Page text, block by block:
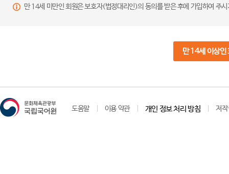
만 14세 미만인 회원은 보호자(법정대리인)의 동의를 받은 후에 가입하여 주
만 14세 이상인
도움말 이용 약관 개인 정보 처리 방침 저